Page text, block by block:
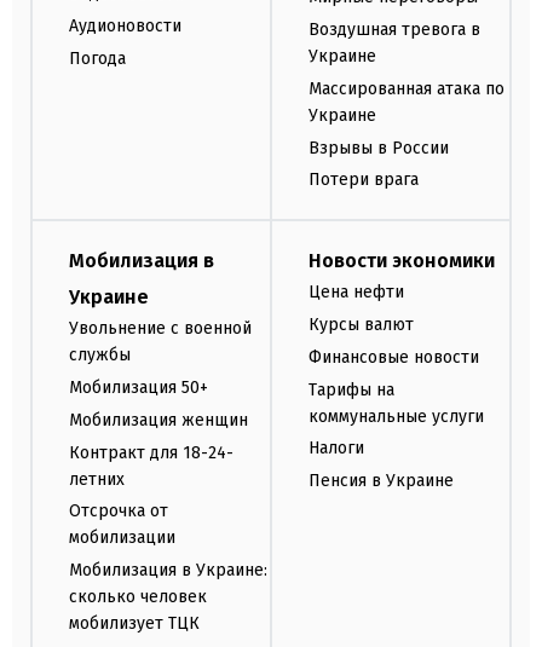
Аудионовости
Погода
Воздушная тревога в
Украине
Массированная атака по
Украине
Взрывы в России
Потери врага
Мобилизация в
Украине
Увольнение с военной
службы
Мобилизация 50+
Мобилизация женщин
Контракт для 18-24-
летних
Отсрочка от
мобилизации
Мобилизация в Украине:
сколько человек
мобилизует ТЦК
Новости экономики
Цена нефти
Курсы валют
Финансовые новости
Тарифы на
коммунальные услуги
Налоги
Пенсия в Украине